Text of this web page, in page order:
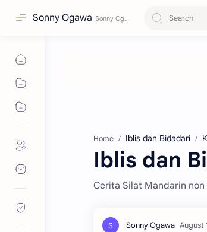
Sonny Ogawa
Home Iblis dan Bidadari
Iblis dan
Cerita Silat Mandarin